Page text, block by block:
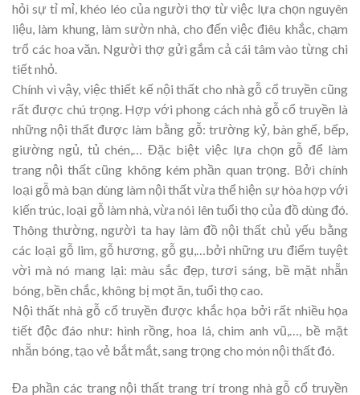
hỏi sự tỉ mỉ, khéo léo của người thợ từ việc lựa chọn nguyên
liệu, làm khung, làm sườn nhà, cho đến việc điêu khắc, chạm
trổ các hoa văn. Người thợ gửi gắm cả cái tâm vào từng chi
tiết nhỏ.
Chính vì vậy, việc thiết kế nội thất cho nhà gỗ cổ truyền cũng
rất được chú trọng. Hợp với phong cách nhà gỗ cổ truyền là
những nội thất được làm bằng gỗ: trường kỷ, bàn ghế, bếp,
giường ngủ, tủ chén,… Đặc biệt việc lựa chọn gỗ để làm
trang nội thất cũng không kém phần quan trọng. Bởi chính
loại gỗ mà bạn dùng làm nội thất vừa thể hiện sự hòa hợp với
kiến trúc, loại gỗ làm nhà, vừa nói lên tuổi thọ của đồ dùng đó.
Thông thường, người ta hay làm đồ nội thất chủ yếu bằng
các loại gỗ lim, gỗ hương, gỗ gụ,…bởi những ưu điểm tuyệt
vời mà nó mang lại: màu sắc đẹp, tươi sáng, bề mặt nhẵn
bóng, bền chắc, không bị mọt ăn, tuổi thọ cao.
Nội thất nhà gỗ cổ truyền được khắc họa bởi rất nhiều họa
tiết độc đáo như: hình rồng, hoa lá, chim anh vũ,…, bề mặt
nhẵn bóng, tạo vẻ bắt mắt, sang trọng cho món nội thất đó.
Đa phần các trang nội thất trang trí trong nhà gỗ cổ truyền